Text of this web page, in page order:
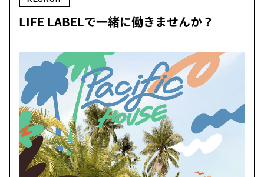
LIFE LABELで一緒に働きませんか？